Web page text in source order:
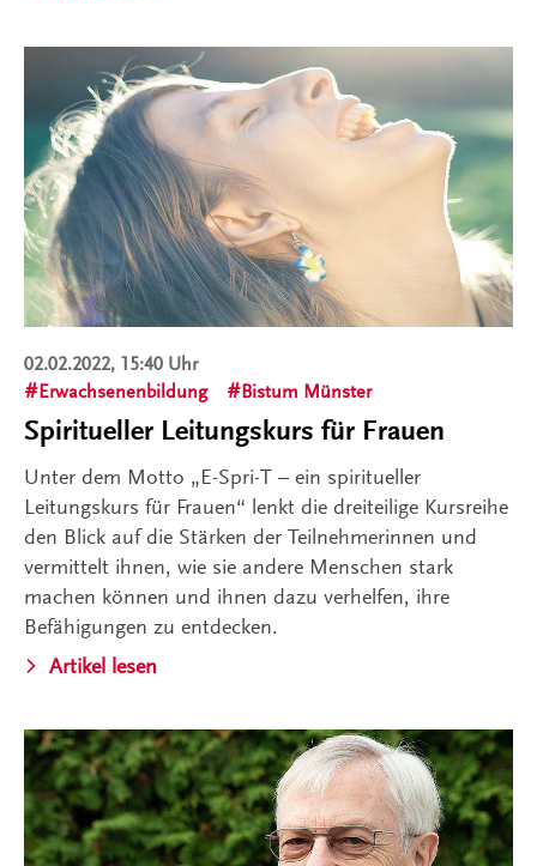
02.02.2022, 15:40 Uhr
Erwachsenenbildung
Bistum Münster
Spiritueller Leitungskurs für Frauen
Unter dem Motto „E-Spri-T – ein spiritueller
Leitungskurs für Frauen“ lenkt die dreiteilige Kursreihe
den Blick auf die Stärken der Teilnehmerinnen und
vermittelt ihnen, wie sie andere Menschen stark
machen können und ihnen dazu verhelfen, ihre
Befähigungen zu entdecken.
Artikel lesen